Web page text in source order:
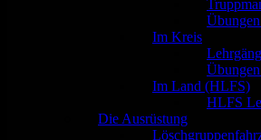
Im Kreis
Im Land (HLFS)
HLFS
Die Ausrüstung